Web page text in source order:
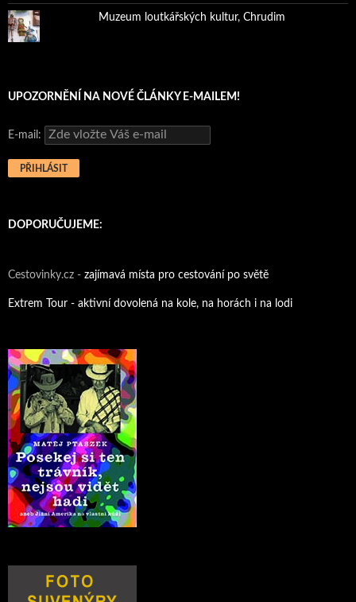
Muzeum loutkářských kultur, Chrudim
UPOZORNĚNÍ NA NOVÉ ČLÁNKY E-MAILEM!
E-mail:
DOPORUČUJEME:
Cestovinky.cz - zajímavá místa pro cestování po světě
Extrem Tour - aktivní dovolená na kole, na horách i na lodi